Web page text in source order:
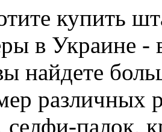
купить
в Украине
найдете
различных
палок,